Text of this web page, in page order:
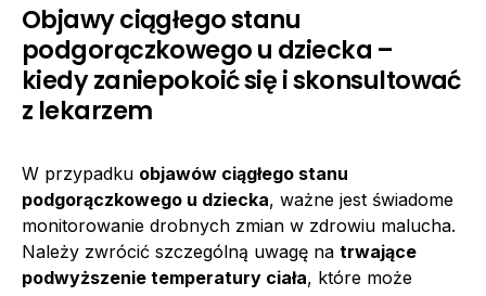
Objawy ciągłego stanu
podgorączkowego u dziecka –
kiedy zaniepokoić się i skonsultować
z lekarzem
W przypadku objawów ciągłego stanu
podgorączkowego u dziecka, ważne jest świadome
monitorowanie drobnych zmian w zdrowiu malucha.
Należy zwrócić szczególną uwagę na trwające
podwyższenie temperatury ciała, które może